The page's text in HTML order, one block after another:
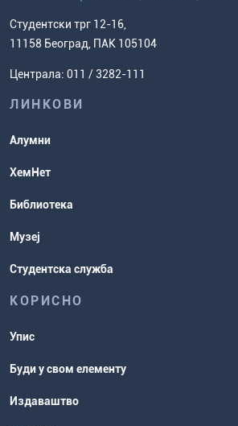
Научноистраживачки рад
Европски систем преноса бодова
(ЕСПБ)
Усавршавање за наставнике
Повереник за равноправност
Студентске организације
рокови
Ценовник студија
испита
Студентски трг 12-16,
11158 Београд, ПАК 105104
Централа: 011 / 3282-111
ЛИНКОВИ
Алумни
ХемНет
Библиотека
Музеј
Студентска служба
КОРИСНО
Упис
Буди у свом елементу
Издаваштво